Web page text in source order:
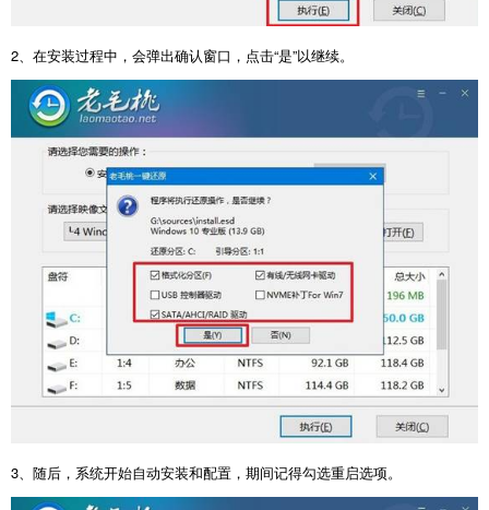
2、在安装过程中，会弹出确认窗口，点击“是”以继续。
3 、随后，系统开始自动安装和配置，期间记得勾选重启选项。